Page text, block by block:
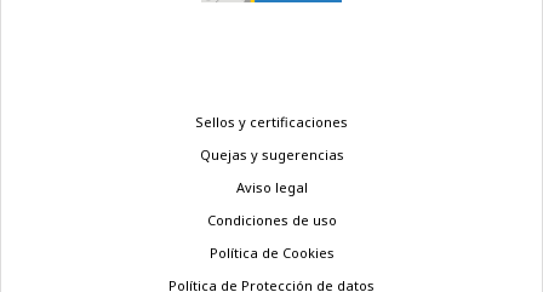
Sellos y certificaciones
Quejas y sugerencias
Aviso legal
Condiciones de uso
Política de Cookies
Política de Protección de datos